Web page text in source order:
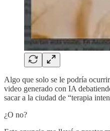
Algo que solo se le podría
video generado con IA
sacar a la ciudad de “terapia
¿O no?